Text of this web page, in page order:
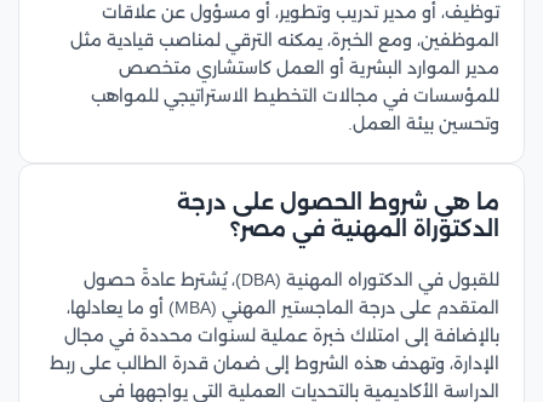
توظيف، أو مدير تدريب وتطوير، أو مسؤول عن علاقات
الموظفين، ومع الخبرة، يمكنه الترقي لمناصب قيادية مثل
مدير الموارد البشرية أو العمل كاستشاري متخصص
للمؤسسات في مجالات التخطيط الاستراتيجي للمواهب
وتحسين بيئة العمل.
ما هي شروط الحصول على درجة
الدكتوراة المهنية في مصر؟
للقبول في الدكتوراه المهنية (DBA)، يُشترط عادةً حصول
المتقدم على درجة الماجستير المهني (MBA) أو ما يعادلها،
بالإضافة إلى امتلاك خبرة عملية لسنوات محددة في مجال
الإدارة، وتهدف هذه الشروط إلى ضمان قدرة الطالب على ربط
الدراسة الأكاديمية بالتحديات العملية التي يواجهها في